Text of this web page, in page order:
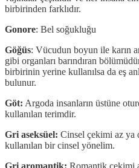
birbirinden farklıdır.
Gonore: Bel soğukluğu
Göğüs: Vücudun boyun ile karın
gibi organları barındıran
birbirinin yerine kullanılsa da eş
bulunur.
Göt: Argoda insanların üstüne
kullanılan terimdir.
Gri aseksüel: Cinsel çekimi az ya
kullanılan bir cinsel yönelim.